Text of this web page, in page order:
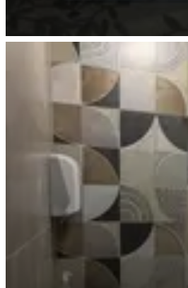
Einmalig! 1 Cent